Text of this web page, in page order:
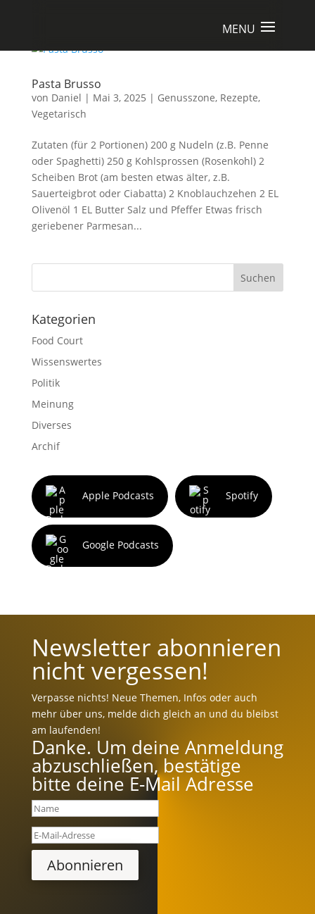
Pasta Brusso
von Daniel | Mai 3, 2025 | Genusszone, Rezepte,
Vegetarisch
Zutaten (für 2 Portionen) 200 g Nudeln (z.B. Penne
oder Spaghetti) 250 g Kohlsprossen (Rosenkohl) 2
Scheiben Brot (am besten etwas älter, z.B.
Sauerteigbrot oder Ciabatta) 2 Knoblauchzehen 2 EL
Olivenöl 1 EL Butter Salz und Pfeffer Etwas frisch
geriebener Parmesan...
Suchen
Kategorien
Food Court
Wissenswertes
Politik
Meinung
Diverses
Archif
Apple Podcasts Spotify
Google Podcasts
Newsletter abonnieren
nicht vergessen!
Verpasse nichts! Neue Themen, Infos oder auch
mehr über uns, melde dich gleich an und du bleibst
am laufenden!
Danke. Um deine Anmeldung
abzuschließen, bestätige
bitte deine E-Mail Adresse
Abonnieren